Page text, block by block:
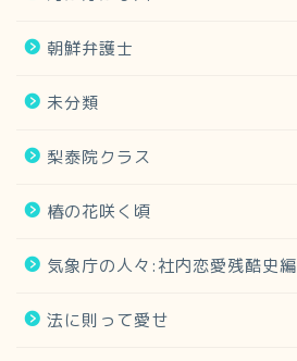
朝鮮弁護士
未分類
梨泰院クラス
椿の花咲く頃
気象庁の人々:社内恋愛残酷史編
法に則って愛せ